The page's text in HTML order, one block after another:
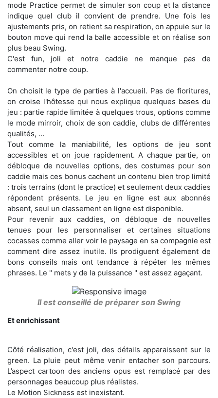
mode Practice permet de simuler son coup et la distance
indique quel club il convient de prendre. Une fois les
ajustements pris, on retient sa respiration, on appuie sur le
bouton move qui rend la balle accessible et on réalise son
plus beau Swing.
C'est fun, joli et notre caddie ne manque pas de
commenter notre coup.
On choisit le type de parties à l'accueil. Pas de fioritures,
on croise l'hôtesse qui nous explique quelques bases du
jeu : partie rapide limitée à quelques trous, options comme
le mode mirroir, choix de son caddie, clubs de différentes
qualités, …
Tout comme la maniabilité, les options de jeu sont
accessibles et on joue rapidement. A chaque partie, on
débloque de nouvelles options, des costumes pour son
caddie mais ces bonus cachent un contenu bien trop limité
: trois terrains (dont le practice) et seulement deux caddies
répondent présents. Le jeu en ligne est aux abonnés
absent, seul un classement en ligne est disponible.
Pour revenir aux caddies, on débloque de nouvelles
tenues pour les personnaliser et certaines situations
cocasses comme aller voir le paysage en sa compagnie est
comment dire assez inutile. Ils prodiguent également de
bons conseils mais ont tendance à répéter les mêmes
phrases. Le " mets y de la puissance " est assez agaçant.
Il est conseillé de préparer son Swing
Et enrichissant
Côté réalisation, c'est joli, des détails apparaissent sur le
green. La pluie peut même venir entacher son parcours.
L’aspect cartoon des anciens opus est remplacé par des
personnages beaucoup plus réalistes.
Le Motion Sickness est inexistant.